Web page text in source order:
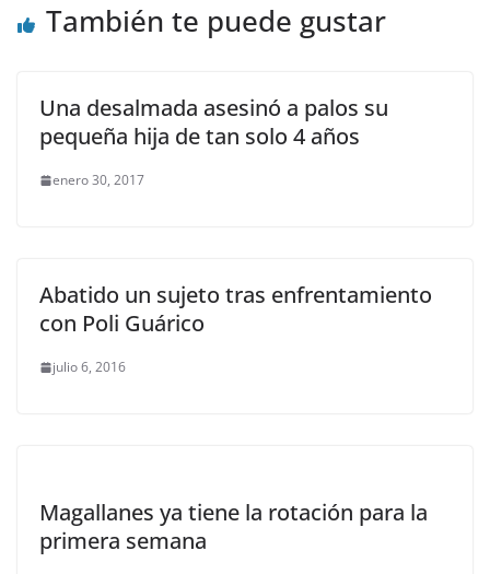
También te puede gustar
Una desalmada asesinó a palos su
pequeña hija de tan solo 4 años
enero 30, 2017
Abatido un sujeto tras enfrentamiento
con Poli Guárico
julio 6, 2016
Magallanes ya tiene la rotación para la
primera semana